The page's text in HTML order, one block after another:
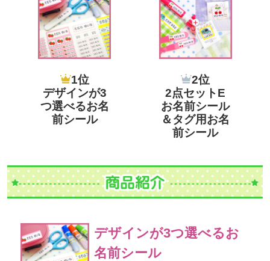
1位
デザインが3
つ選べるお名
前シール
2位
2点セットE
お名前シール
＆タグ用お名
前シール
デザインが3つ選べるお
名前シール